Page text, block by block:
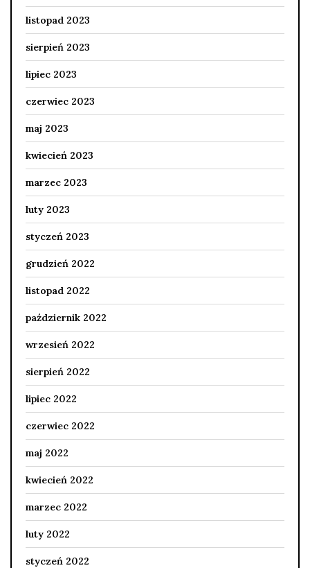
listopad 2023
sierpień 2023
lipiec 2023
czerwiec 2023
maj 2023
kwiecień 2023
marzec 2023
luty 2023
styczeń 2023
grudzień 2022
listopad 2022
październik 2022
wrzesień 2022
sierpień 2022
lipiec 2022
czerwiec 2022
maj 2022
kwiecień 2022
marzec 2022
luty 2022
styczeń 2022